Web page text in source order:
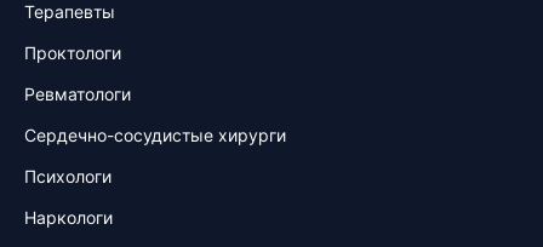
Терапевты
Проктологи
Ревматологи
Сердечно-сосудистые хирурги
Психологи
Наркологи